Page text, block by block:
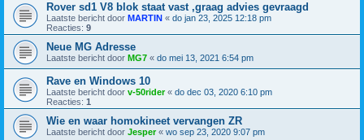
Rover sd1 V8 blok staat vast ,graag advies gevraagd
Laatste bericht door MARTIN « do jan 23, 2025 12:18 pm
Reacties: 9
Neue MG Adresse
Laatste bericht door MG7 « do mei 13, 2021 6:54 pm
Rave en Windows 10
Laatste bericht door v-50rider« do dec 03, 2020 6:10 pm
Reacties: 1
Wie en waar homokineet vervangen ZR
Laatste bericht door Jesper« wo sep 23, 2020 9:07 pm